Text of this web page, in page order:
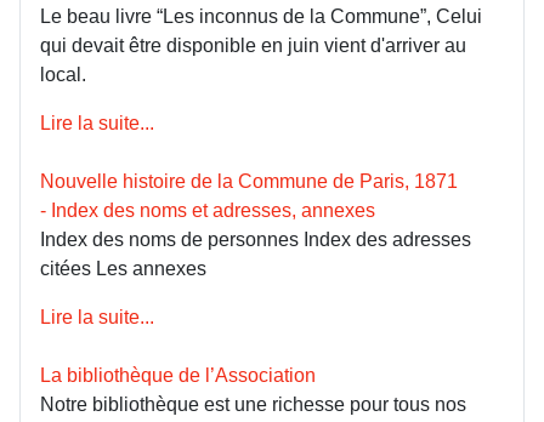
Le beau livre “Les inconnus de la Commune”, Celui
qui devait être disponible en juin vient d'arriver au
local.
Lire la suite...
Nouvelle histoire de la Commune de Paris, 1871
- Index des noms et adresses, annexes
Index des noms de personnes Index des adresses
citées Les annexes
Lire la suite...
La bibliothèque de l’Association
Notre bibliothèque est une richesse pour tous nos